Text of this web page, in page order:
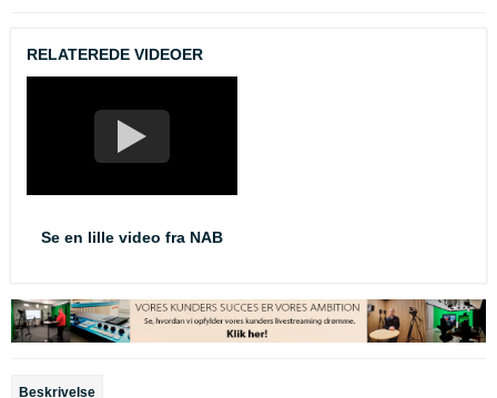
RELATEREDE VIDEOER
Se en lille video fra NAB
Beskrivelse